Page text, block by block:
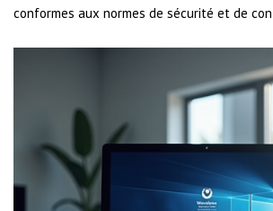
conformes aux normes de sécurité et de